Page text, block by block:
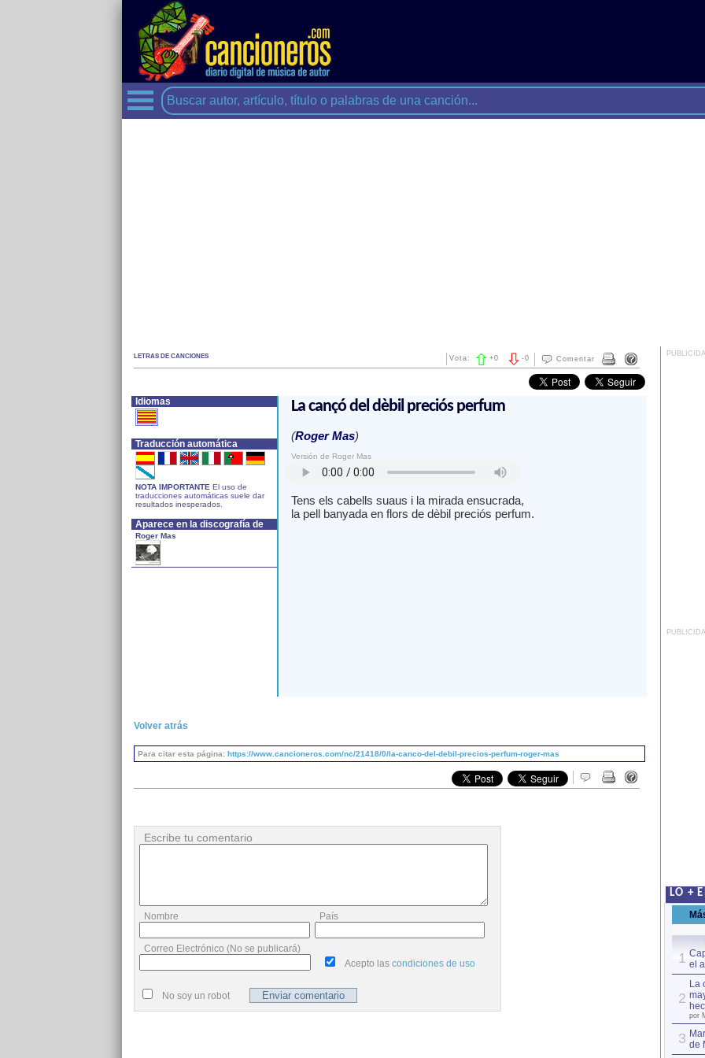
LETRAS DE CANCIONES Comentar
-0
Vota: +0
Idiomas
Traducción automática
NOTA IMPORTANTE El uso de
traducciones automáticas suele dar
resultados inesperados.
Aparece en la discografía de
Roger Mas
La cançó del dèbil preciós perfum
(Roger Mas)
Versión de Roger Mas
Tens els cabells suaus i la mirada ensucrada,
la pell banyada en flors de dèbil preciós perfum.
Volver atrás
Para citar esta página: https://www.cancioneros.com/nc/21418/0/la-canco-del-debil-precios-perfum-roger-mas
Escribe tu comentario
Nombre País
Correo Electrónico (No se publicará)
Acepto las condiciones de uso
No soy un robot
LO +
1 el
2
La
por
3 de